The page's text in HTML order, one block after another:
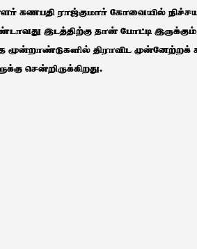
கணபதி ராஜ்குமார் கோவையில்
இடத்திற்கு தான் போட்டி
மூன்றாண்டுகளில் திராவிட முன்னேற்றக்
சென்றிருக்கிறது.